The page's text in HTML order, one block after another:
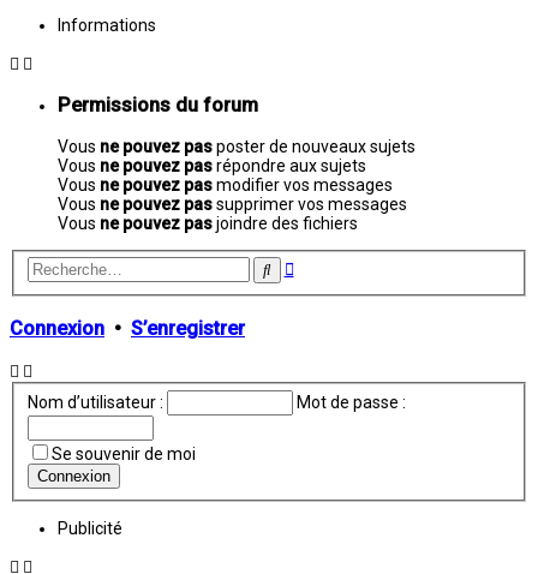
Informations
Permissions du forum
Vous ne pouvez pasposter de nouveaux sujets
Vous ne pouvez pasrépondre aux sujets
Vous ne pouvez pasmodifier vos messages
Vous ne pouvez passupprimer vos messages
Vous ne pouvez pasjoindre des fichiers
Rechercher
Recherche
Connexion • S’enregistrer
Nom d’utilisateur : Mot de passe :
Se souvenir de moi
Publicité